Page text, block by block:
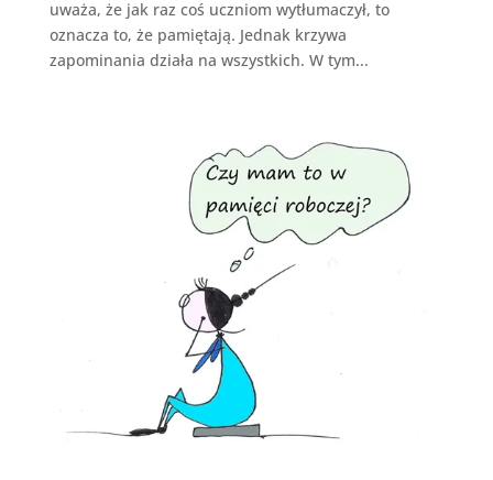
uważa, że jak raz coś uczniom wytłumaczył, to
oznacza to, że pamiętają. Jednak krzywa
zapominania działa na wszystkich. W tym...